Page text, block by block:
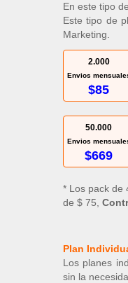
En este tipo
Este tipo de
Marketing.
2.000
Envios
$85
50.000
Envios
$669
* Los pack de
de $ 75,
Plan
Los planes
sin la